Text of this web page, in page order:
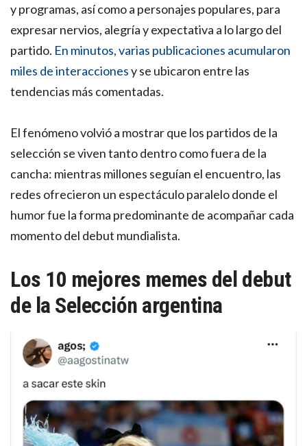
y programas, así como a personajes populares, para
expresar nervios, alegría y expectativa a lo largo del
partido. En minutos, varias publicaciones acumularon
miles de interaccionesy se ubicaron entre las
tendencias más comentadas.
El fenómeno volvió a mostrar que los partidos de la
selección se viven tanto dentro como fuera de la
cancha: mientras millones seguían el encuentro, las
redes ofrecieron un espectáculo paralelo donde el
humor fue la forma predominante de acompañar cada
momento del debut mundialista.
Los 10 mejores memes del debut
de la Selección argentina